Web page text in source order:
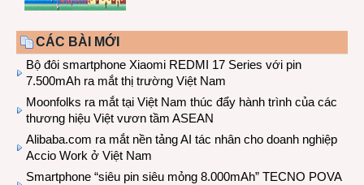
CÁC BÀI MỚI
Bộ đôi smartphone Xiaomi REDMI 17 Series với pin
7.500mAh ra mắt thị trường Việt Nam
Moonfolks ra mắt tại Việt Nam thúc đẩy hành trình của các
thương hiệu Việt vươn tầm ASEAN
Alibaba.com ra mắt nền tảng AI tác nhân cho doanh nghiệp
Accio Work ở Việt Nam
Smartphone “siêu pin siêu mỏng 8.000mAh” TECNO POVA